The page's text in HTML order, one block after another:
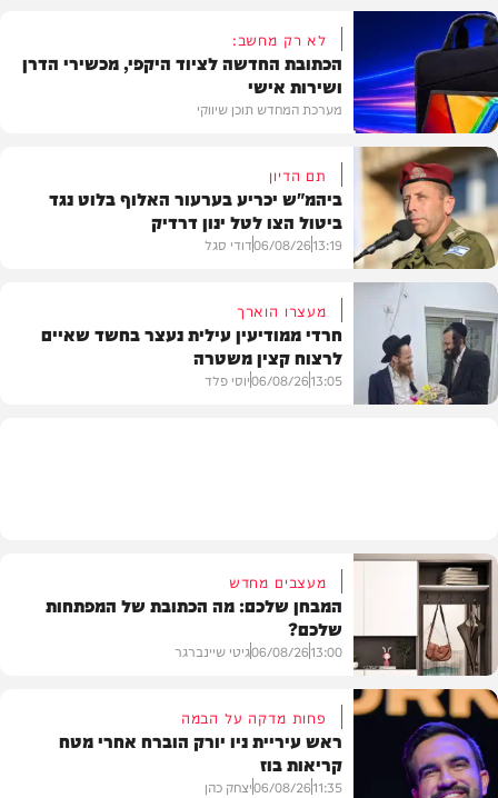
תוכן שיווקי
לא רק מחשב:
הכתובת החדשה לציוד היקפי, מכשירי הדרן
ושירות אישי
מערכת המחדש תוכן שיווקי
משפט
תם הדיון
ביהמ"ש יכריע בערעור האלוף בלוט נגד
ביטול הצו לטל ינון דרדיק
13:19
06/08/26דודי סגל
מעצרו הוארך
חרדי ממודיעין עילית נעצר בחשד שאיים
לרצוח קצין משטרה
13:05
06/08/26יוסי פלד
עיצוב הבית
מעצבים מחדש
המבחן שלכם: מה הכתובת של המפתחות
שלכם?
13:00
06/08/26גיטי שיינברגר
פחות מדקה על הבמה
ראש עיריית ניו יורק הוברח אחרי מטח
קריאות בוז
11:35
06/08/26יצחק כהן